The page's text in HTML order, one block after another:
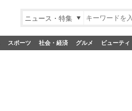
ニュース・特集
スポーツ 社会・経済 グルメ ビューティ